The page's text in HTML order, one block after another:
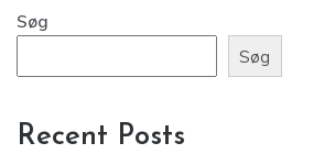
Søg
Søg
Recent Posts